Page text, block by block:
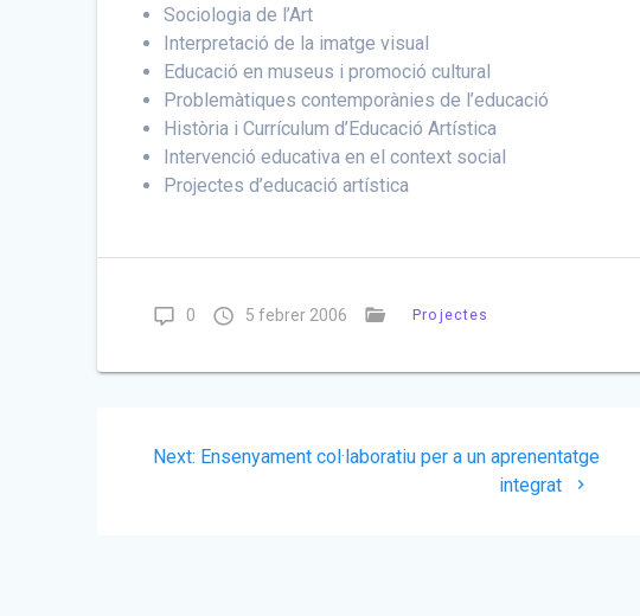
Sociologia de l’Art
Interpretació de la imatge visual
Educació en museus i promoció cultural
Problemàtiques contemporànies de l’educació
Història i Currículum d’Educació Artística
Intervenció educativa en el context social
Projectes d’educació artística
0 5 febrer 2006 Projectes
Navegació
Next: Next
Ensenyament col·laboratiu per a un aprenentatge
integrat